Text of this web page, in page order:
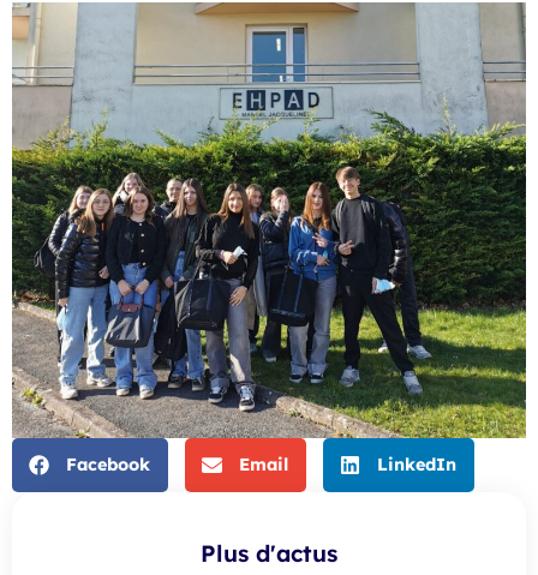
Facebook Email LinkedIn
Plus d'actus